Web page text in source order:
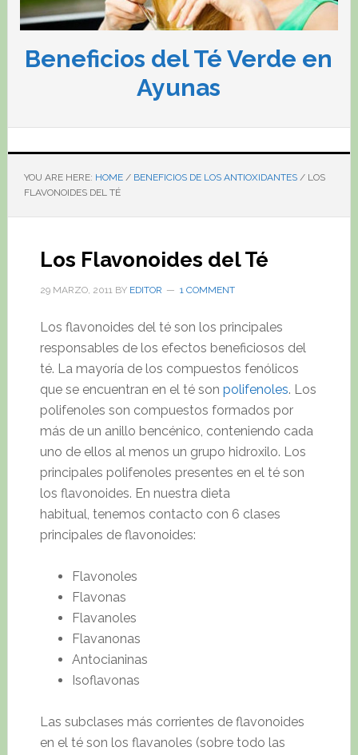
Beneficios del Té Verde en
Ayunas
YOU ARE HERE: HOME / BENEFICIOS DE LOS ANTIOXIDANTES /LOS
FLAVONOIDES DEL TÉ
Los Flavonoides del Té
29 MARZO, 2011BY EDITOR 1 COMMENT
Los flavonoides del té son los principales
responsables de los efectos beneficiosos del
té. La mayoría de los compuestos fenólicos
que se encuentran en el té son polifenoles. Los
polifenoles son compuestos formados por
más de un anillo bencénico, conteniendo cada
uno de ellos al menos un grupo hidroxilo. Los
principales polifenoles presentes en el té son
los flavonoides. En nuestra dieta
habitual, tenemos contacto con 6 clases
principales de flavonoides:
Flavonoles
Flavonas
Flavanoles
Flavanonas
Antocianinas
Isoflavonas
Las subclases más corrientes de flavonoides
en el té son los flavanoles (sobre todo las